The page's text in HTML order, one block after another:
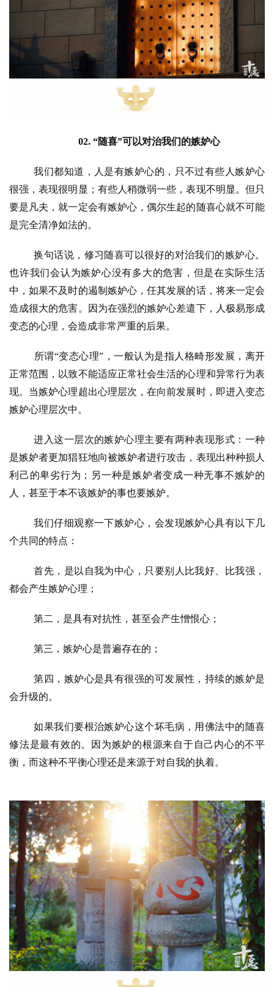
讯
点
僧
高
僧
访
谈
心
乐
菩
提
专
02. “随喜”可以对治我们的嫉妒心
我们都知道，人是有嫉妒心的，只不过有些人嫉妒心
很强，表现很明显；有些人稍微弱一些，表现不明显。但只
要是凡夫，就一定会有嫉妒心，偶尔生起的随喜心就不可能
是完全清净如法的。
换句话说，修习随喜可以很好的对治我们的嫉妒心。
也许我们会认为嫉妒心没有多大的危害，但是在实际生活
中，如果不及时的遏制嫉妒心，任其发展的话，将来一定会
造成很大的危害。因为在强烈的嫉妒心差遣下，人极易形成
变态的心理，会造成非常严重的后果。
所谓“变态心理”，一般认为是指人格畸形发展，离开
正常范围，以致不能适应正常社会生活的心理和异常行为表
现。当嫉妒心理超出心理层次，在向前发展时，即进入变态
嫉妒心理层次中。
进入这一层次的嫉妒心理主要有两种表现形式：一种
是嫉妒者更加猖狂地向被嫉妒者进行攻击，表现出种种损人
利己的卑劣行为；另一种是嫉妒者变成一种无事不嫉妒的
人，甚至于本不该嫉妒的事也要嫉妒。
我们仔细观察一下嫉妒心，会发现嫉妒心具有以下几
个共同的特点：
首先，是以自我为中心，只要别人比我好、比我强，
都会产生嫉妒心理；
第二，是具有对抗性，甚至会产生憎恨心；
第三，嫉妒心是普遍存在的；
第四，嫉妒心是具有很强的可发展性，持续的嫉妒是
会升级的。
如果我们要根治嫉妒心这个坏毛病，用佛法中的随喜
修法是最有效的。因为嫉妒的根源来自于自己内心的不平
衡，而这种不平衡心理还是来源于对自我的执着。